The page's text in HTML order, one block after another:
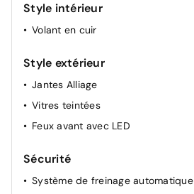
Autoradio
Style intérieur
Volant en cuir
Style extérieur
Jantes Alliage
Vitres teintées
Feux avant avec LED
Sécurité
Système de freinage automatique